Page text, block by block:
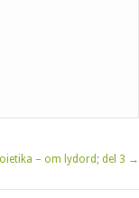
– om lydord; del 3 →